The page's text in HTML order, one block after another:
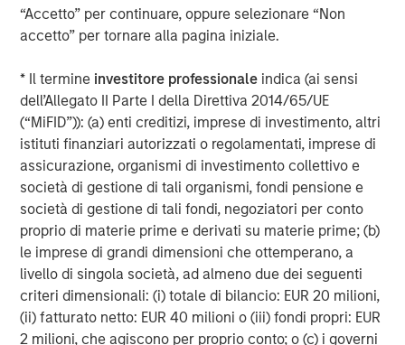
“Accetto” per continuare, oppure selezionare “Non
accetto” per tornare alla pagina iniziale.
* Il termine investitore professionale indica (ai sensi
dell’Allegato II Parte I della Direttiva 2014/65/UE
(“MiFID”)): (a) enti creditizi, imprese di investimento, altri
istituti finanziari autorizzati o regolamentati, imprese di
assicurazione, organismi di investimento collettivo e
società di gestione di tali organismi, fondi pensione e
società di gestione di tali fondi, negoziatori per conto
proprio di materie prime e derivati su materie prime; (b)
le imprese di grandi dimensioni che ottemperano, a
livello di singola società, ad almeno due dei seguenti
criteri dimensionali: (i) totale di bilancio: EUR 20 milioni,
(ii) fatturato netto: EUR 40 milioni o (iii) fondi propri: EUR
2 milioni, che agiscono per proprio conto; o (c) i governi
private equity investors in Asia-Pacific, having invested in
the region for over 20 years. Private Equity Asia invests
control buyouts in growth-oriented companies at
attractive valuations. The experienced investment team
is led by senior professionals with extensive industry
relationships, in-depth market knowledge and the ability
to apply international investment principles within each
local context. Private Equity Asia has offices in Hong
Kong, Beijing, Shanghai, Seoul, Tokyo, Mumbai and New
York, and leverages the brand and unparalleled global
network of Morgan Stanley to source investment
intelligence and opportunities. Private Equity Asia is part
of Morgan Stanley Investment Management. For further
information about Morgan Stanley Private Equity Asia,